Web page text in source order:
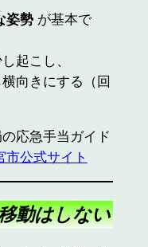
姿勢が基本で
起こし、
向きにする（回
応急手当ガイド
市公式サイト
動はしない